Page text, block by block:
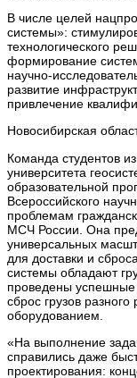
В числе целей
системы»:
технологического
формирование
научно-
развитие
привлечение
Новосибирская
Команда студентов
университета
образовательной
Всероссийского
проблемам
МСЧ России. Она
универсальных
для доставки и
системы обладают
проведены успешные
сброс грузов
оборудованием.
«На выполнение
справились даже
проектирования: